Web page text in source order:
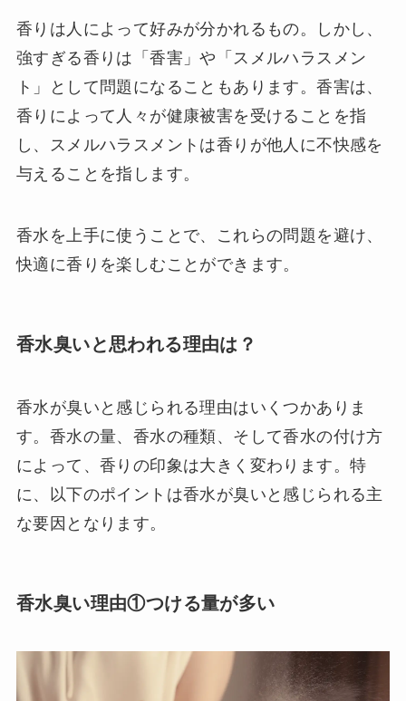
香りは人によって好みが分かれるもの。しかし、
強すぎる香りは「香害」や「スメルハラスメン
ト」として問題になることもあります。香害は、
香りによって人々が健康被害を受けることを指
し、スメルハラスメントは香りが他人に不快感を
与えることを指します。
香水を上手に使うことで、これらの問題を避け、
快適に香りを楽しむことができます。
香水臭いと思われる理由は？
香水が臭いと感じられる理由はいくつかありま
す。香水の量、香水の種類、そして香水の付け方
によって、香りの印象は大きく変わります。特
に、以下のポイントは香水が臭いと感じられる主
な要因となります。
香水臭い理由①つける量が多い